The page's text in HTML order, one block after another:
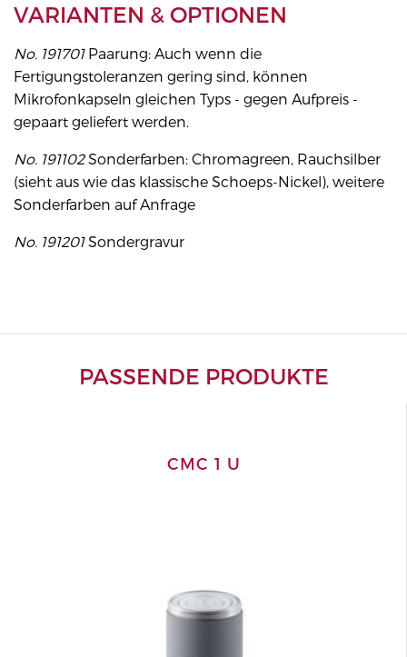
VARIANTEN & OPTIONEN
No. 191701Paarung: Auch wenn die
Fertigungstoleranzen gering sind, können
Mikrofonkapseln gleichen Typs - gegen Aufpreis -
gepaart geliefert werden.
No. 191102Sonderfarben: Chromagreen, Rauchsilber
(sieht aus wie das klassische Schoeps-Nickel), weitere
Sonderfarben auf Anfrage
No. 191201Sondergravur
PASSENDE PRODUKTE
CMC 1 U